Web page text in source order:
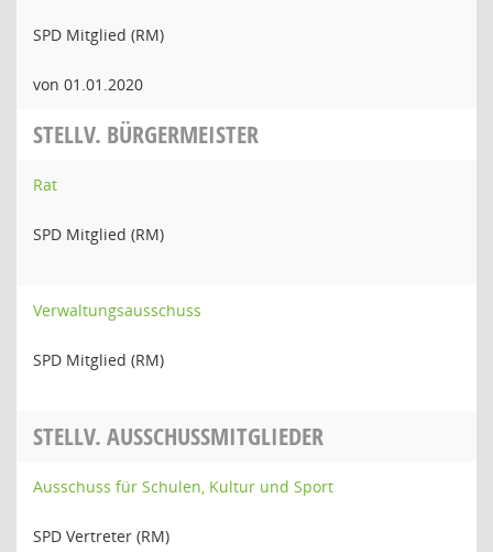
SPD Mitglied (RM)
von 01.01.2020
STELLV. BÜRGERMEISTER
Rat
SPD Mitglied (RM)
Verwaltungsausschuss
SPD Mitglied (RM)
STELLV. AUSSCHUSSMITGLIEDER
Ausschuss für Schulen, Kultur und Sport
SPD Vertreter (RM)